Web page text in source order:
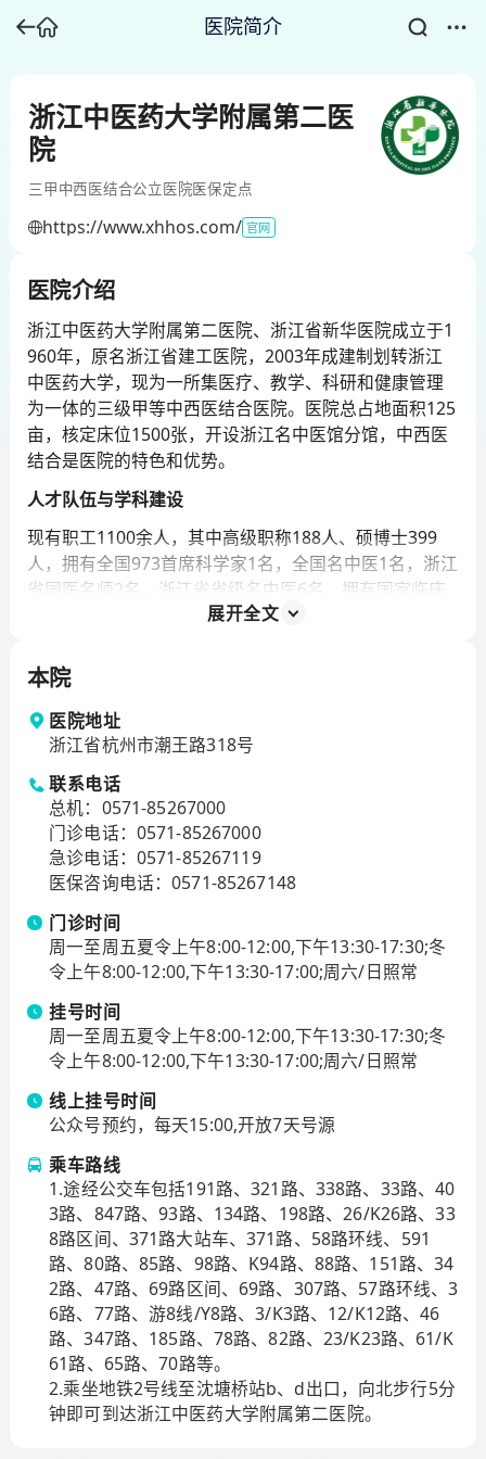
医院简介
浙江中医药大学附属第二医
院
三甲中西医结合公立医院医保定点
https://www.xhhos.com/ 官网
医院介绍
浙江中医药大学附属第二医院、浙江省新华医院成立于1
960年，原名浙江省建工医院，2003年成建制划转浙江
中医药大学，现为一所集医疗、教学、科研和健康管理
为一体的三级甲等中西医结合医院。医院总占地面积125
亩，核定床位1500张，开设浙江名中医馆分馆，中西医
结合是医院的特色和优势。
人才队伍与学科建设
现有职工1100余人，其中高级职称188人、硕博士399
人，拥有全国973首席科学家1名，全国名中医1名，浙江
省国医名师2名，浙江省省级名中医6名。拥有国家临床
重点专科2个（风湿病科、外科），国家中医药重点学科
家中医药重点专科6个（肺病科、外科、护理学、风湿病
科、肝病科、骨伤科），浙江省一流学科建设项目1个、
浙江省高校重点学科2个、浙江省中医药重点学科11个、
重点专科专病10个。
科研成果与教学工作
医院注重科技创新，近年来主持国家级课题40项、省部
级课题82项，取得各级科技成果奖64项，其中国家科技
进步二等奖1项、省部级科技奖15项。拥有厅局级以上重
院与浙江中医药大学第二临床医学院实行“院院合一”的管
理模式。学院为国家级一流本科专业、浙江省一流学科
（临床医学）建设单位，设有13个教研室、3个一级硕士
点、24个二级硕士点、2个博士点和2个博士后流动站。
临床医学专业在全国中医院校中率先通过专业认证，并
通过教育部认证回访，有效期延长至9年。医院为国家中
培训基地，美国心脏协会心血管急救培训中心(AHA)。
医院注重中西医结合特色优势发挥，其中风湿免疫病、
中医肿瘤、骨伤、普外、呼吸病、心脑血管病、治未病
等方面专科特色明显。红斑狼疮疾病诊疗相关研究成果
曾获国家科技进步二等奖；骨科各类微创手术和中医药
特色治疗行业内领先；消化内镜诊断治疗、各类妇科病
及不孕不育、慢阻肺、哮喘、肝病、各类肿瘤、精神卫
生、心脑血管疾病等内、外科疾病运用中西双重诊断，
优势互补都取得显着效果。医院现为国家中医应急救治
浙江省医疗队牵头单位，同时是绍兴、嘉兴地区危重症
孕产妇转诊中心，获中国卒中学会、中国心衰中心授牌
展开全文
本院
医院地址
浙江省杭州市潮王路318号
联系电话
总机： 0571-85267000
门诊电话： 0571-85267000
急诊电话： 0571-85267119
医保咨询电话：0571-85267148
门诊时间
周一至周五夏令上午8:00-12:00,下午13:30-17:30;冬
令上午8:00-12:00,下午13:30-17:00;周六/日照常
挂号时间
周一至周五夏令上午8:00-12:00,下午13:30-17:30;冬
令上午8:00-12:00,下午13:30-17:00;周六/日照常
线上挂号时间
公众号预约，每天15:00,开放7天号源
乘车路线
1.途经公交车包括191路、321路、338路、33路、40
3路、847路、93路、134路、198路、26/K26路、33
8路区间、371路大站车、371路、58路环线、591
路、80路、85路、98路、K94路、88路、151路、34
2路、47路、69路区间、69路、307路、57路环线、3
6路、77路、游8线/Y8路、3/K3路、12/K12路、46
路、347路、185路、78路、82路、23/K23路、61/K
61路、65路、70路等。
2.乘坐地铁2号线至沈塘桥站b、d出口，向北步行5分
钟即可到达浙江中医药大学附属第二医院。